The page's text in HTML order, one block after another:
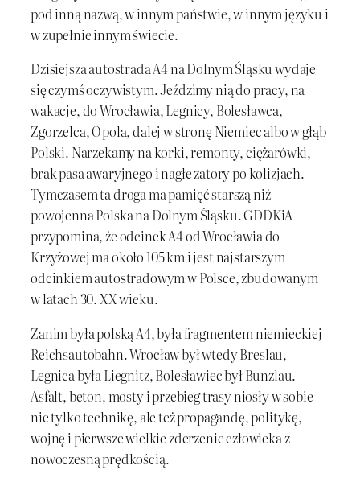
pod inną nazwą, w innym państwie, w innym języku i
w zupełnie innym świecie.
Dzisiejsza autostrada A4 na Dolnym Śląsku wydaje
się czymś oczywistym. Jeździmy nią do pracy, na
wakacje, do Wrocławia, Legnicy, Bolesławca,
Zgorzelca, Opola, dalej w stronę Niemiec albo w głąb
Polski. Narzekamy na korki, remonty, ciężarówki,
brak pasa awaryjnego i nagłe zatory po kolizjach.
Tymczasem ta droga ma pamięć starszą niż
powojenna Polska na Dolnym Śląsku. GDDKiA
przypomina, że odcinek A4 od Wrocławia do
Krzyżowej ma około 105 km i jest najstarszym
odcinkiem autostradowym w Polsce, zbudowanym
w latach 30. XX wieku.
Zanim była polską A4, była fragmentem niemieckiej
Reichsautobahn. Wrocław był wtedy Breslau,
Legnica była Liegnitz, Bolesławiec był Bunzlau.
Asfalt, beton, mosty i przebieg trasy niosły w sobie
nie tylko technikę, ale też propagandę, politykę,
wojnę i pierwsze wielkie zderzenie człowieka z
nowoczesną prędkością.